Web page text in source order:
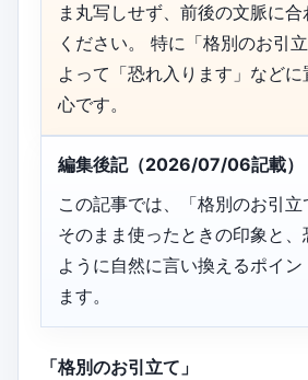
ま丸写しせず、前後の文脈に
ください。 特に「格別のお引
よって「恐れ入ります」など
心です。
編集後記（2026/07/06記載）
この記事では、「格別のお引
そのまま使ったときの印象と
ように自然に言い換えるポイ
ます。
「格別のお引立て」